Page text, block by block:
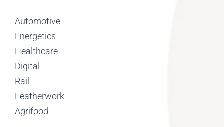
Automotive
Energetics
Healthcare
Digital
Rail
Leatherwork
Agrifood